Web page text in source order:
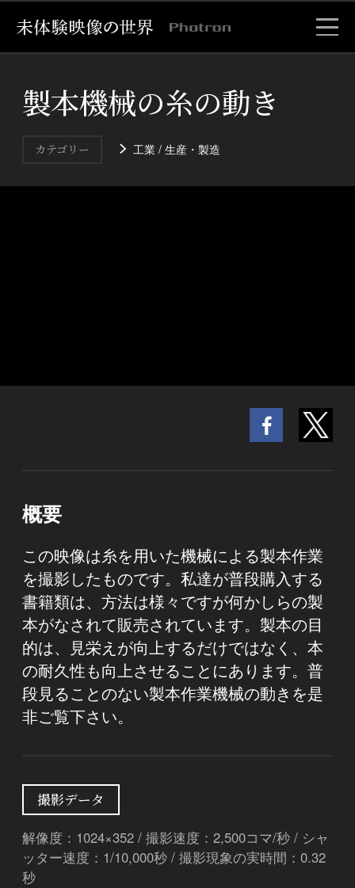
製本機械の糸の動き
カテゴリー 工業 / 生産・製造
概要
この映像は糸を用いた機械による製本作業
を撮影したものです。私達が普段購入する
書籍類は、方法は様々ですが何かしらの製
本がなされて販売されています。製本の目
的は、見栄えが向上するだけではなく、本
の耐久性も向上させることにあります。普
段見ることのない製本作業機械の動きを是
非ご覧下さい。
撮影データ
解像度：1024×352 / 撮影速度：2,500コマ/秒 / シャ
ッター速度：1/10,000秒 / 撮影現象の実時間：0.32
秒